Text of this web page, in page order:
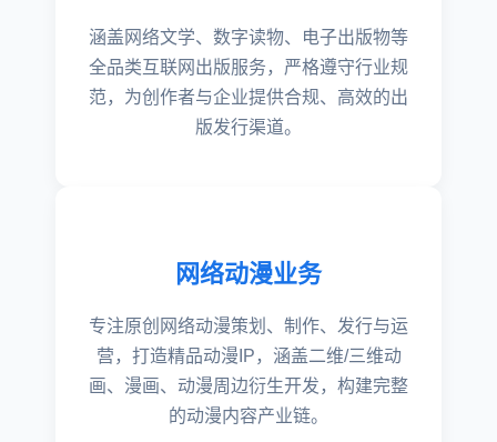
涵盖网络文学、数字读物、电子出版物等
全品类互联网出版服务，严格遵守行业规
范，为创作者与企业提供合规、高效的出
版发行渠道。
网络动漫业务
专注原创网络动漫策划、制作、发行与运
营，打造精品动漫IP，涵盖二维/三维动
画、漫画、动漫周边衍生开发，构建完整
的动漫内容产业链。